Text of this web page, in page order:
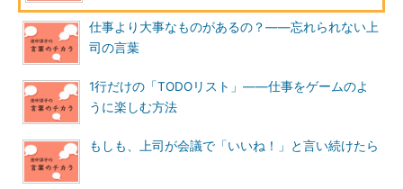
うニュアンスのことを言われたのは初めてだったので、私は衝撃
を受けた。
仕事より大事なものがあるの？――忘れられない上
司の言葉
1行だけの「TODOリスト」――仕事をゲームのよ
うに楽しむ方法
もしも、上司が会議で「いいね！」と言い続けたら